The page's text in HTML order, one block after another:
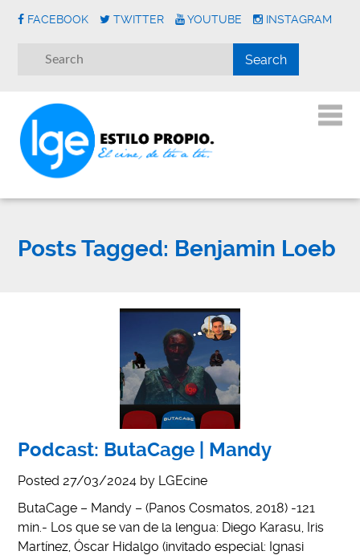
FACEBOOK TWITTER YOUTUBE INSTAGRAM
Posts Tagged: Benjamin Loeb
Podcast: ButaCage | Mandy
Posted 27/03/2024 by LGEcine
ButaCage – Mandy – (Panos Cosmatos, 2018) -121
min.- Los que se van de la lengua: Diego Karasu, Iris
Martínez, Óscar Hidalgo (invitado especial: Ignasi